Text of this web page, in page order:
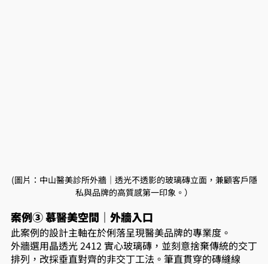
(圖片：中山醫美診所外牆｜透光不透影的玻璃磚立面，兼顧客戶隱
私與品牌的高質感第一印象。）
案例③ 慕醫美空間｜外牆入口
此案例的設計主軸在於俐落呈現醫美品牌的專業度。
外牆選用晶透光 2412 實心玻璃磚，並刻意捨棄傳統的交丁
排列，改採垂直對齊的非交丁工法。筆直貫穿的磚縫線